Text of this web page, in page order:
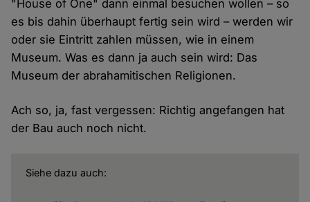
"House of One" dann einmal besuchen wollen – so
es bis dahin überhaupt fertig sein wird – werden wir
oder sie Eintritt zahlen müssen, wie in einem
Museum. Was es dann ja auch sein wird: Das
Museum der abrahamitischen Religionen.
Ach so, ja, fast vergessen: Richtig angefangen hat
der Bau auch noch nicht.
Siehe dazu auch: